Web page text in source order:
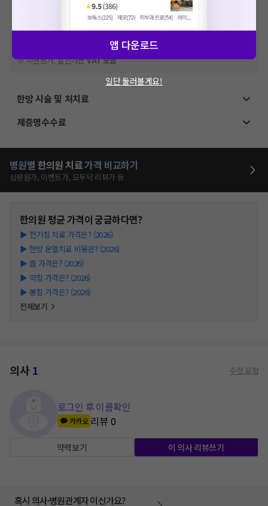
비급여 항목의 경우,추가비용 등으로 실제 가격과 상이할 수 있으니, 정확
한 가격은 해당 의료기관에 직접 문의해주세요.
※급여 항목의 경우,건강보험심사평가원에 고지되어 있는 급여 진료 기준 가
격입니다. (진료와 연관된 복합적인 비용이 추가되어, 병원마다 금액이 다르게
산정될 수 있는 점 참고 바랍니다.)
※ 이벤트가, 할인가는VAT 포함
한방 시술 및 처치료
제증명수수료
병원별 한의원 치료가격 비교하기
심평원가, 이벤트가, 모두닥 리뷰가 등
한의원평균 가격이 궁금하다면?
▶ 전기침 치료 가격은? (2026)
▶ 한방 온열치료 비용은? (2026)
▶ 뜸 가격은? (2026)
▶ 약침 가격은? (2026)
▶ 봉침 가격은? (2026)
전체보기
의사1 수정 요청
로그인 후 이름확인
카카오 리뷰0
약력보기 이 의사 리뷰쓰기
혹시 의사·병원관계자 이신가요?
앱 다운로드
일단 둘러볼게요!